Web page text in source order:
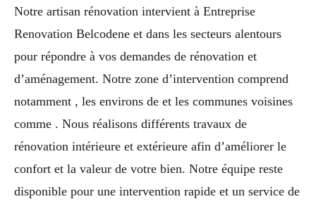
Notre artisan rénovation intervient à Entreprise
Renovation Belcodene et dans les secteurs alentours
pour répondre à vos demandes de rénovation et
d’aménagement. Notre zone d’intervention comprend
notamment , les environs de et les communes voisines
comme . Nous réalisons différents travaux de
rénovation intérieure et extérieure afin d’améliorer le
confort et la valeur de votre bien. Notre équipe reste
disponible pour une intervention rapide et un service de